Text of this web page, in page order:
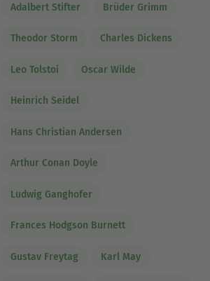
Adalbert Stifter Brüder Grimm
Theodor Storm Charles Dickens
Leo Tolstoi Oscar Wilde
Heinrich Seidel
Hans Christian Andersen
Arthur Conan Doyle
Ludwig Ganghofer
Frances Hodgson Burnett
Gustav Freytag Karl May